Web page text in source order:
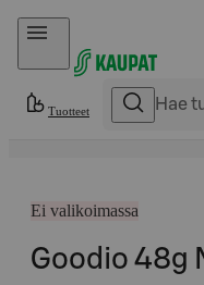
Hyppää sisältöön
Tuotteet
Ei valikoimassa
Goodio 48g